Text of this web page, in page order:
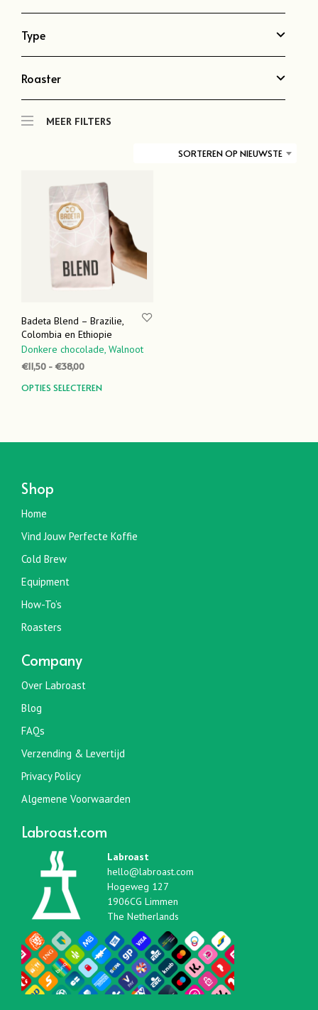
Type
Roaster
MEER FILTERS
SORTEREN OP NIEUWSTE
Badeta Blend – Brazilie,
Colombia en Ethiopie
Donkere chocolade, Walnoot
€11,50 -€38,00Prijsklasse:
tot
OPTIES SELECTEREN
variaties.
Shop
Home
Vind Jouw Perfecte Koffie
Cold Brew
Equipment
How-To’s
Roasters
Company
Over Labroast
Blog
FAQs
Verzending & Levertijd
Privacy Policy
Algemene Voorwaarden
Labroast.com
Labroast
hello@labroast.com
Hogeweg 127
1906CG Limmen
The Netherlands